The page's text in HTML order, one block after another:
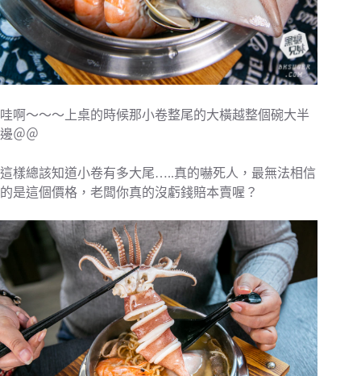
哇啊～～～上桌的時候那小卷整尾的大橫越整個碗大半
邊＠＠
這樣總該知道小卷有多大尾…..真的嚇死人，最無法相信
的是這個價格，老闆你真的沒虧錢賠本賣喔？